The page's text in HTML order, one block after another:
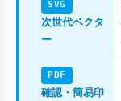
SVG
次世代ベクタ
ー
PDF
確認・簡易印